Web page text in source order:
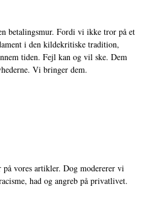
betalingsmur. Fordi vi ikke tror på et
i den kildekritiske tradition,
tiden. Fejl kan og vil ske. Dem
Vi bringer dem.
vores artikler. Dog modererer vi
had og angreb på privatlivet.